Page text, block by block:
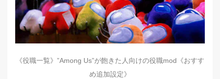
《役職一覧》”Among Us”が飽きた人向けの役職mod《おすす
め追加設定》